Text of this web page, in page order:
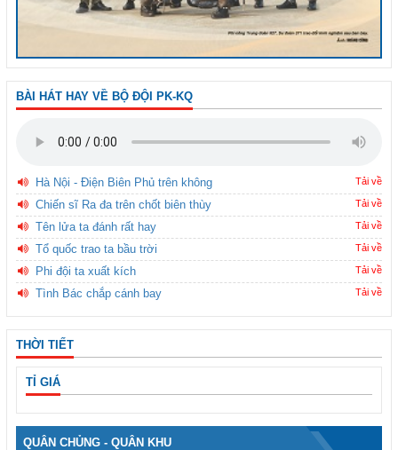
BÀI HÁT HAY VỀ BỘ ĐỘI PK-KQ
Hà Nội - Điện Biên Phủ trên không Tải về
Chiến sĩ Ra đa trên chốt biên thùy Tải về
Tên lửa ta đánh rất hay Tải về
Tổ quốc trao ta bầu trời Tải về
Phi đội ta xuất kích Tải về
Tình Bác chắp cánh bay Tải về
THỜI TIẾT
TỈ GIÁ
QUÂN CHỦNG - QUÂN KHU